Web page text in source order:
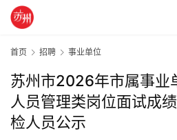
首页 招聘 事业单位
苏州市2026年市属事业
人员管理类岗位面试成
检人员公示